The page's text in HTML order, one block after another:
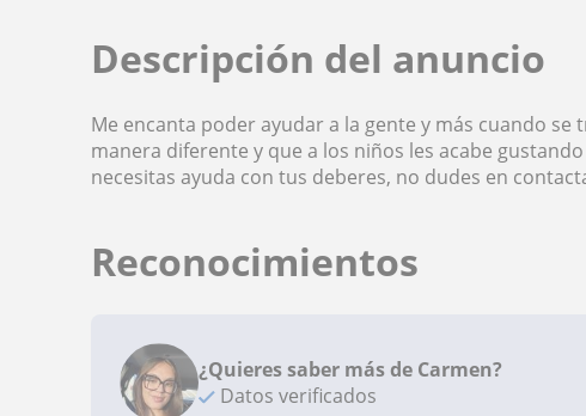
Descripción del anuncio
Me encanta poder ayudar a la gente y más cuando
manera diferente y que a los niños les acabe
necesitas ayuda con tus deberes, no dudes en
Reconocimientos
¿Quieres saber más de Carmen?
Datos verificados